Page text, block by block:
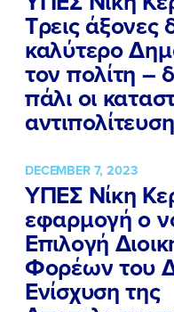
ΠΟΙΑ
ΕΡΓΟ
ΝΕΑ
ΕΛΑ ΚΙ
Τρεις άξονες
καλύτερο
τον πολίτη –
πάλι οι
DECEMBER 7, 2023
ΥΠΕΣ Νίκη
εφαρμογή ο
Επιλογή
Φορέων του
Ενίσχυση της